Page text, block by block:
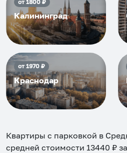
от1800₽
Калининград
от1970₽
Краснодар
Квартиры с парковкой в
средней стоимости 13440 ₽